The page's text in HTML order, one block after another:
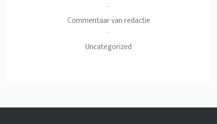
Commentaar van redactie
Uncategorized